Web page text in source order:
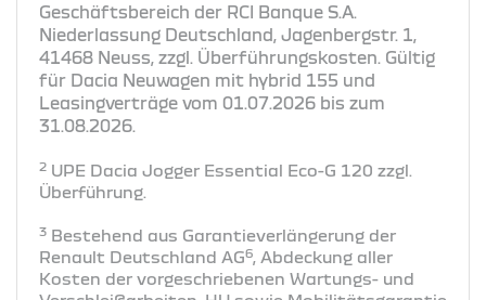
Geschäftsbereich der RCI Banque S.A.
Niederlassung Deutschland, Jagenbergstr. 1,
41468 Neuss, zzgl. Überführungskosten. Gültig
für Dacia Neuwagen mit hybrid 155 und
Leasingverträge vom 01.07.2026 bis zum
31.08.2026.
2 UPE Dacia Jogger Essential Eco-G 120 zzgl.
Überführung​.
3 Bestehend aus Garantieverlängerung der
Renault Deutschland AG6
, Abdeckung aller
Kosten der vorgeschriebenen Wartungs- und